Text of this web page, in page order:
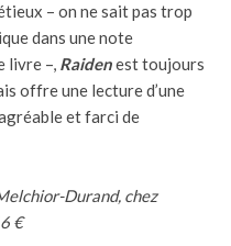
– on ne sait pas trop
dans une note
livre –, Raidenest toujours
offre une lecture d’une
et farci de
Durand, chez
€